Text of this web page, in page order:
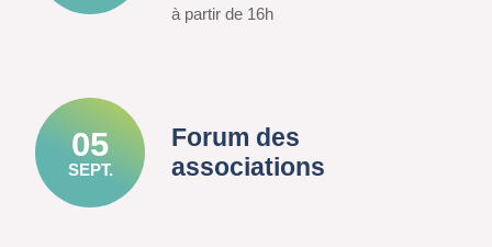
à partir de 16h
05
SEPT.
Forum des
associations